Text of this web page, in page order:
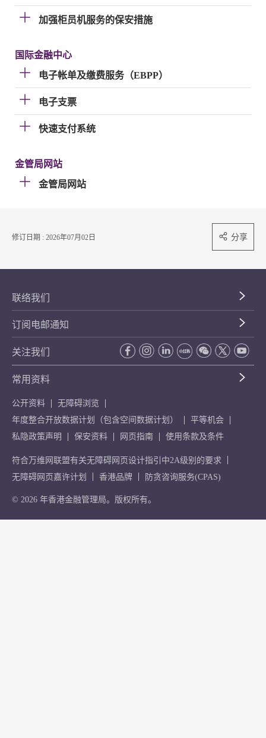
加强柜员机服务的保安措施
国际金融中心
电子帐单及缴费服务（EBPP）
电子支票
快速支付系统
金管局网站
金管局网站
修订日期 : 2026年07月02日 分享
联络我们
订阅电邮通知
关注我们
常用资料
公开资料
无障碍浏览
年度整合开放数据计划（包含空间数据计划）
平等机会
私隐政策声明
保安资料 网页指南 使用条款及条件
符合万维网联盟有关无障碍网页设计指引中2A级别的要求
无障碍网页嘉许计划
香港品牌 防贪咨询服务(CPAS)
© 2026 年香港金融管理局。版权所有。